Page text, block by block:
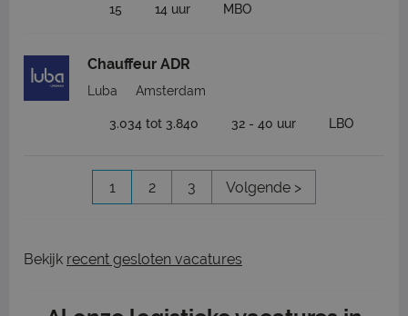
15 14 uur MBO
Chauffeur ADR
Luba Amsterdam
3.034 tot 3.840 32 - 40 uur LBO
1 2 3 Volgende >
Bekijk recent gesloten vacatures